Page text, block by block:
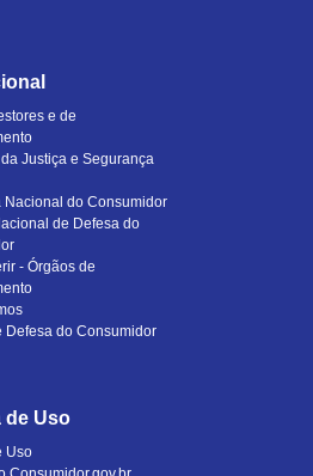
e de
Justiça e Segurança
Nacional do Consumidor
de Defesa do
- Órgãos de
Defesa do Consumidor
de Uso
Uso